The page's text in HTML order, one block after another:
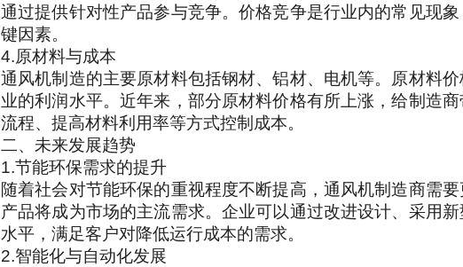
通过提供针对性产品参与竞争。价格竞争是行业内的常见现
键因素。
4.原材料与成本
通风机制造的主要原材料包括钢材、铝材、电机等。原材料
业的利润水平。近年来，部分原材料价格有所上涨，给制造
流程、提高材料利用率等方式控制成本。
二、未来发展趋势
1.节能环保需求的提升
随着社会对节能环保的重视程度不断提高，通风机制造商需
产品将成为市场的主流需求。企业可以通过改进设计、采用
水平，满足客户对降低运行成本的需求。
2.智能化与自动化发展